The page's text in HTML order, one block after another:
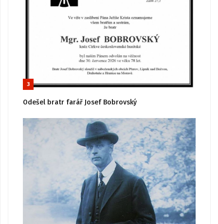
3
Odešel bratr farář Josef Bobrovský